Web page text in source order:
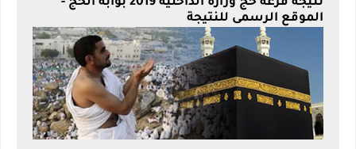
نتيجة قرعة حج وزارة الداخلية 2019 بوابة الحج -
الموقع الرسمى للنتيجة